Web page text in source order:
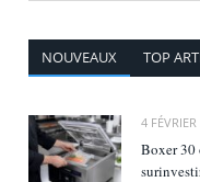
NOUVEAUX TOP
4
Boxer 30